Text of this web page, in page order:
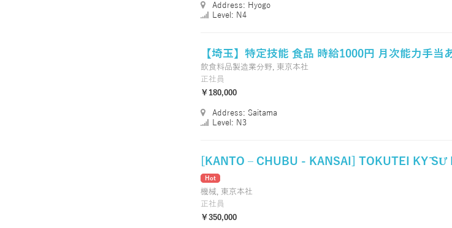
Address: Hyogo
Level: N4
【埼玉】特定技能 食品 時給1000円 月次能力手当
飲食料品製造業分野, 東京本社
正社員
￥180,000
Address: Saitama
Level: N3
[KANTO – CHUBU - KANSAI] TOKUTEI KỸ
Hot
機械, 東京本社
正社員
￥350,000